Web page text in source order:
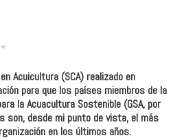
Acuicultura (SCA) realizado en
para que los países miembros de la
la Acuacultura Sostenible (GSA, por
son, desde mi punto de vista, el más
en los últimos años.